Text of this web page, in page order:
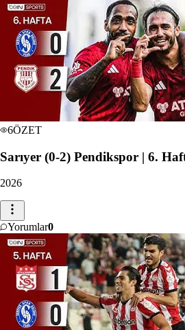
6ÖZET
Sarıyer (0-2) Pendikspor | 6.
2026
Yorumlar0